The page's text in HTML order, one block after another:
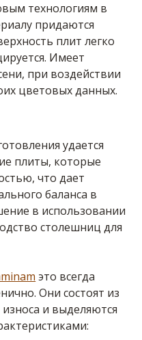
технологиям в
придаются
плит легко
Имеет
при воздействии
цветовых данных.
удается
плиты, которые
что дает
баланса в
в использовании
столешниц для
это всегда
Они состоят из
и выделяются